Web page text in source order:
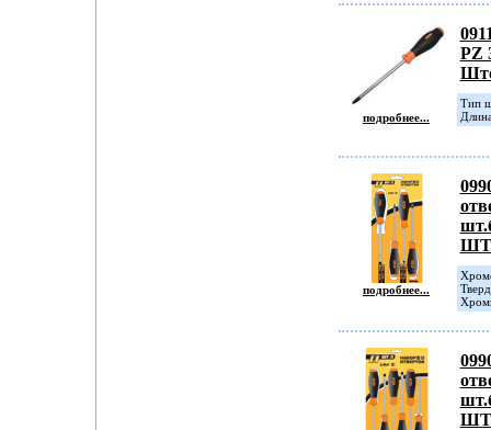
подробнее...
PZ
Тип
подробнее...